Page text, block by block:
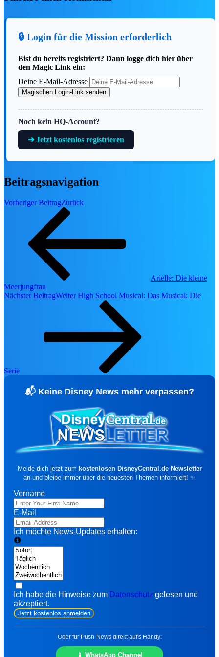
📀 DVD & Blu-ray Neuheiten
🔥 Alle Deals & Angebote →
🎮 Gaming & TCG
🃏 Disney Lorcana Guide
🕹️ Videospiele & Konsolen
🗝️ Kingdom Hearts Hub
🗃️ Lorcana Karten-Datenbank
Die Monster AG - Sweatshirt für
Erwachsene
-40%
Zu den Angeboten ➔
🔥 Deals
Nach Kategorie
⚡ Alle Deals ansehen
🏪 Merchandise-Übersicht (3.000+)
🎟️ Parks & Tickets
🎪 Events & Konzerte
🏰 Disneyland Paris
🦸 Marvel
SOMMER-VORTEIL ⭐
DISNEYLAND PARIS
🔒 Login für die Mission erforderlich
Bist du bereits registriert? Dann logge dich hier über
den Magic Link ein:
Deine E-Mail-Adresse
Magischen Login-Link senden
Noch kein HQ-Account?
➔ Jetzt kostenlos registrieren
Beitragsnavigation
Vorheriger BeitragZurück
Arielle: Die kleine
Meerjungfrau
Nächster BeitragWeiter High School Musical: Das Musical: Die
Serie
📬 Keine Disney News mehr verpassen?
Melde dich jetzt zum kostenlosen DisneyCentral.de Newsletter
an und bleibe immer über die neuesten Themen informiert! ✨
Vorname
E-Mail
Ich möchte News-Updates erhalten:
Ich habe die Hinweise zum Datenschutz gelesen und
akzeptiert.
Jetzt kostenlos anmelden
Oder für Push-News direkt auf's Handy:
📱 WhatsApp Channel